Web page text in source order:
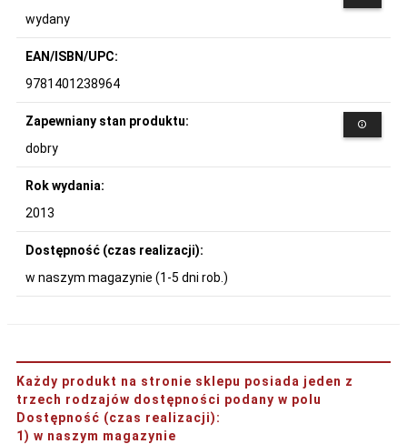
wydany
EAN/ISBN/UPC:
9781401238964
Zapewniany stan produktu:
dobry
Rok wydania:
2013
Dostępność (czas realizacji):
w naszym magazynie (1-5 dni rob.)
Każdy produkt na stronie sklepu posiada jeden z
trzech rodzajów dostępności podany w polu
Dostępność (czas realizacji):
1) w naszym magazynie